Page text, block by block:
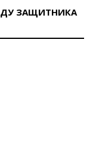
ЗАЩИТНИКА